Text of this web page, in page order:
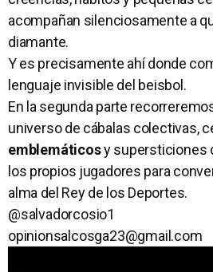
acompañan silenciosamente a
diamante.
Y es precisamente ahí donde
lenguaje invisible del beisbol.
En la segunda parte
universo de cábalas colectivas,
emblemáticosy supersticiones
los propios jugadores para
alma del Rey de los Deportes.
@salvadorcosio1
opinionsalcosga23@gmail.com